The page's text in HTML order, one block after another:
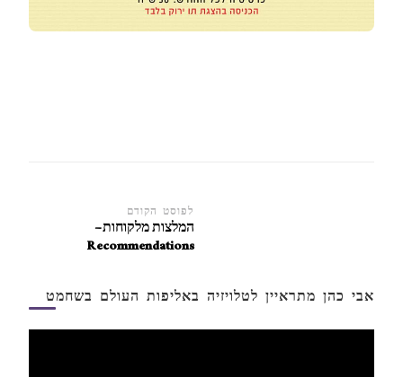
לפוסט הקודם
המלצות מלקוחות –
Recommendations
אבי כהן מתראיין לטלויזיה באליפות העולם בשחמט